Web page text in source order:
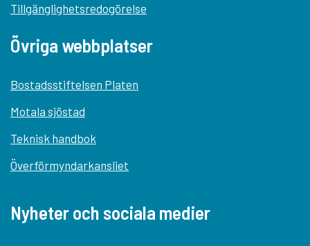
Tillgänglighetsredogörelse
Övriga webbplatser
Bostadsstiftelsen Platen
Motala sjöstad
Teknisk handbok
Överförmyndarkansliet
Nyheter och sociala medier